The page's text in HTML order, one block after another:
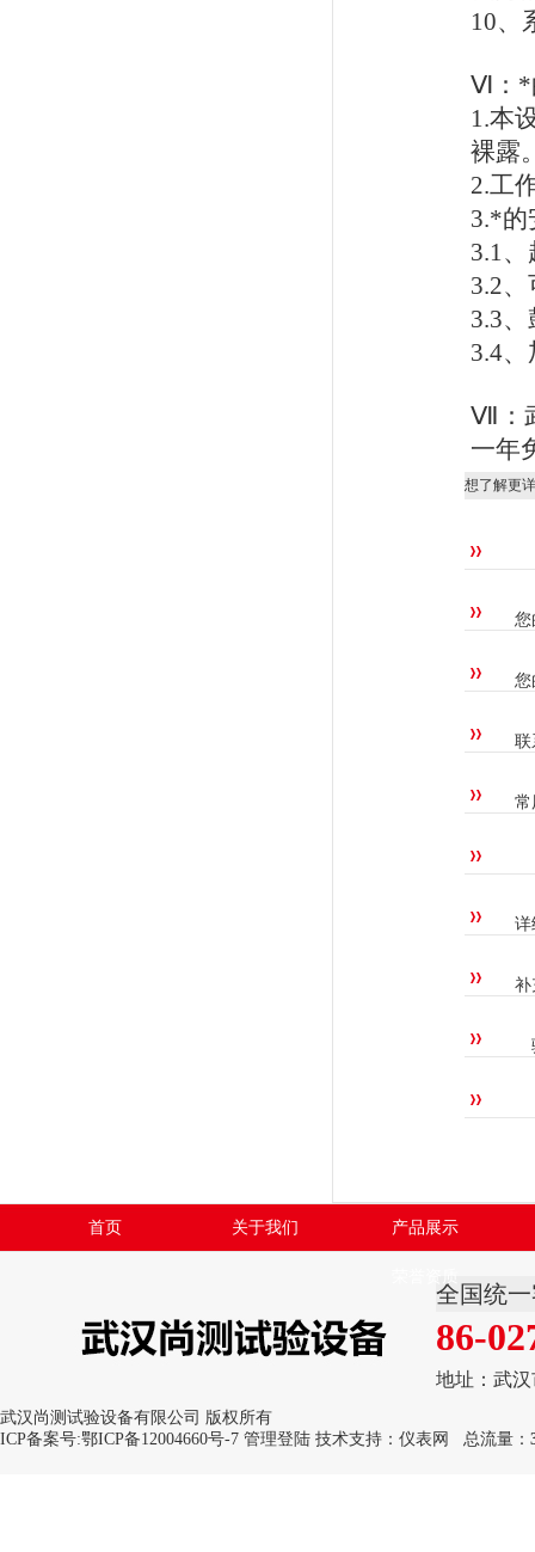
10、
Ⅵ：*
1.本
裸露
2.工
3.*的
3.1
3.2
3.3、
3.4
Ⅶ：
一年
想了解更
您
您
联
常
详
补
首页 关于我们 产品展示
全国统
86-
地址：武
武汉尚测试验设备有限公司 版权所有
ICP备案号:鄂ICP备12004660号-7 管理登陆 技术支持： 仪表网 总流量：